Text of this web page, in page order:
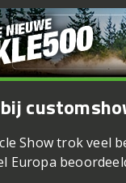
Show trok veel
Europa